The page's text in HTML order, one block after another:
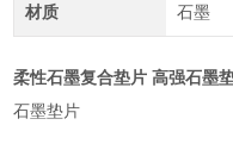
材质 石墨
柔性石墨复合垫片 高强石墨
石墨垫片